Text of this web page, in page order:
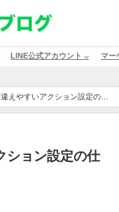
LINE公式アカウント ⌵ マー
えやすいアクション設定の仕
ション設定の仕